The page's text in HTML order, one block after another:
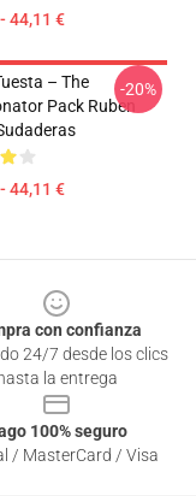
44,11 €
– The
Pack Ruben
44,11 €
-20%
con confianza
24/7 desde los clics
la entrega
100% seguro
/ MasterCard / Visa